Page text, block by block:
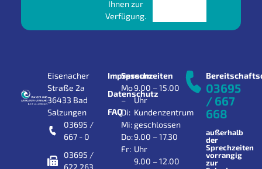
Ihnen zur
Verfügung.
Eisenacher
Straße 2a
36433 Bad
Salzungen
03695 /
667 - 0
03695 /
622 263
Impressum
Datenschutz
FAQ
Sprechzeiten
Mo
–
Di:
Mi:
Do:
Fr:
9.00 – 15.00
Uhr
Kundenzentrum
geschlossen
9.00 – 17.30
Uhr
9.00 – 12.00
03695
/ 667
668
außerhalb
der
Sprechzeiten
vorrangig
zur